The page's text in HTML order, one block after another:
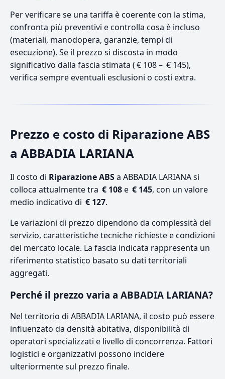
Per verificare se una tariffa è coerente con la stima,
confronta più preventivi e controlla cosa è incluso
(materiali, manodopera, garanzie, tempi di
esecuzione). Se il prezzo si discosta in modo
significativo dalla fascia stimata ( € 108 – € 145),
verifica sempre eventuali esclusioni o costi extra.
Prezzo e costo di Riparazione ABS
a ABBADIA LARIANA
Il costo di Riparazione ABSa ABBADIA LARIANA si
colloca attualmente tra € 108e € 145, con un valore
medio indicativo di € 127.
Le variazioni di prezzo dipendono da complessità del
servizio, caratteristiche tecniche richieste e condizioni
del mercato locale. La fascia indicata rappresenta un
riferimento statistico basato su dati territoriali
aggregati.
Perché il prezzo varia a ABBADIA LARIANA?
Nel territorio di ABBADIA LARIANA, il costo può essere
influenzato da densità abitativa, disponibilità di
operatori specializzati e livello di concorrenza. Fattori
logistici e organizzativi possono incidere
ulteriormente sul prezzo finale.